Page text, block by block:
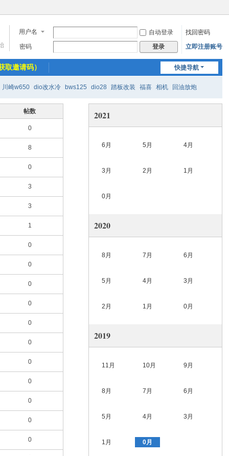
用户名 自动登录
找回密码
密码
登录 立即注册账号
快捷导航
取邀请码）
川崎w650 dio改水冷 bws125 dio28 踏板改装 福喜 相机 回油放炮
帖数
0
8
0
3
3
1
0
0
0
0
0
0
0
0
0
0
0
2021
6月 5月 4月
3月 2月 1月
0月
2020
8月 7月 6月
5月 4月 3月
2月 1月 0月
2019
11月 10月 9月
8月 7月 6月
5月 4月 3月
1月 0月